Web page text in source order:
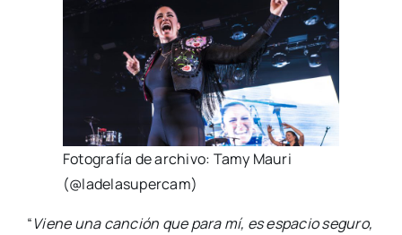
Fotografía de archivo: Tamy Mauri
(@ladelasupercam)
“Viene una canción que para mí, es espacio seguro,